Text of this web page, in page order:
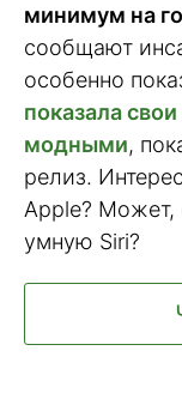
минимум на
сообщают
особенно
показала
модными,
релиз.
Apple? Может,
умную Siri?